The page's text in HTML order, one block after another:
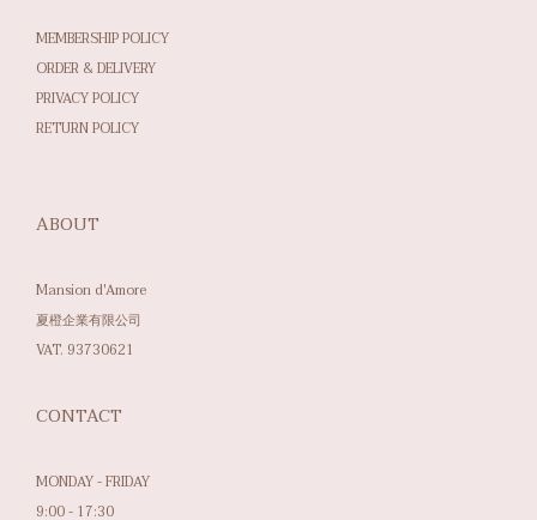
MEMBERSHIP POLICY
ORDER & DELIVERY
PRIVACY POLICY
RETURN POLICY
ABOUT
Mansion d'Amore
夏橙企業有限公司
VAT. 93730621
CONTACT
MONDAY - FRIDAY
9:00 - 17:30